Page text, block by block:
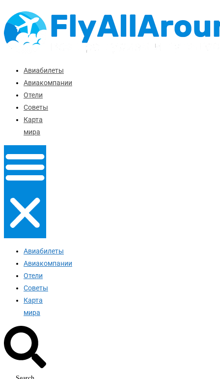
Перейти
к
содержимому
Авиабилеты
Авиакомпании
Отели
Советы
Карта
мира
Авиабилеты
Авиакомпании
Отели
Советы
Карта
мира